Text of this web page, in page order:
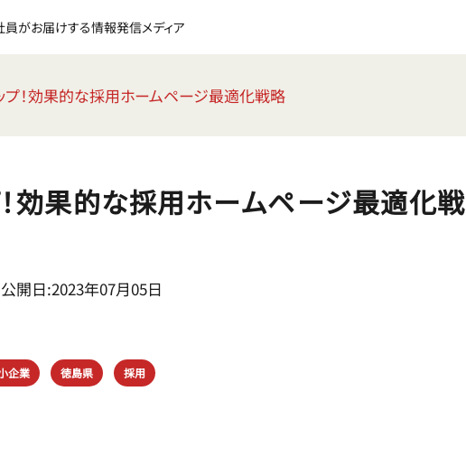
員がお届けする情報発信メディア
プ！効果的な採用ホームページ最適化戦略
効果的な採用ホームページ最適化戦
公開日:2023年07月05日
企業 徳島県 採用